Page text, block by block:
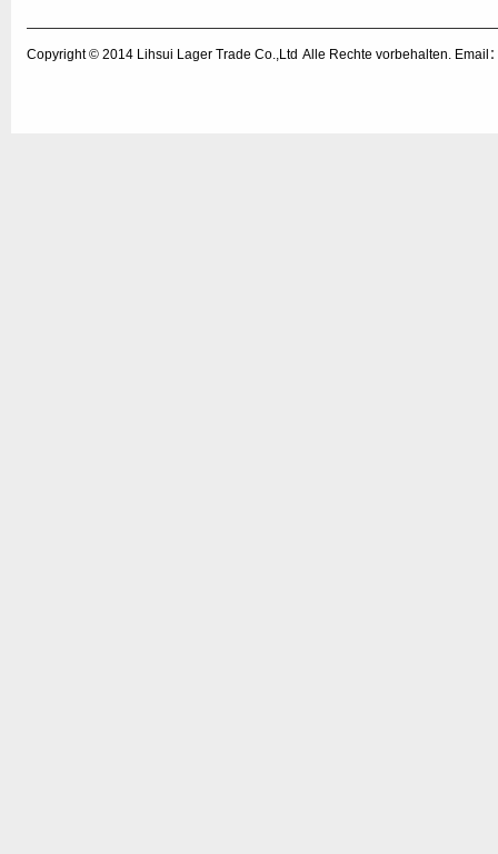
Copyright © 2014 Lihsui Lager Trade Co.,Ltd Alle Rechte vorbehalten. Email